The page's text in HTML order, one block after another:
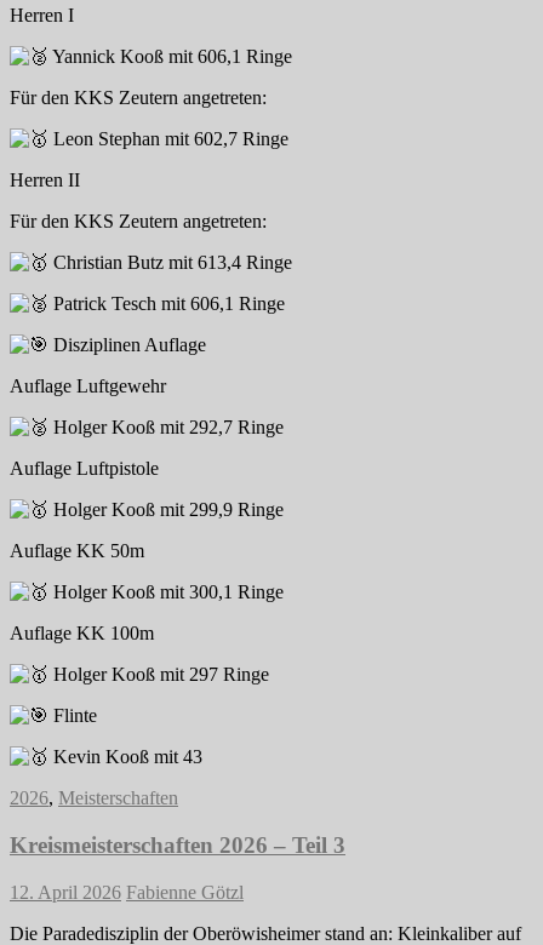
Herren I
Yannick Kooß mit 606,1 Ringe
Für den KKS Zeutern angetreten:
Leon Stephan mit 602,7 Ringe
Herren II
Für den KKS Zeutern angetreten:
Christian Butz mit 613,4 Ringe
Patrick Tesch mit 606,1 Ringe
Disziplinen Auflage
Auflage Luftgewehr
Holger Kooß mit 292,7 Ringe
Auflage Luftpistole
Holger Kooß mit 299,9 Ringe
Auflage KK 50m
Holger Kooß mit 300,1 Ringe
Auflage KK 100m
Holger Kooß mit 297 Ringe
Flinte
Kevin Kooß mit 43
2026, Meisterschaften
Kreismeisterschaften 2026 – Teil 3
12. April 2026 Fabienne Götzl
Die Paradedisziplin der Oberöwisheimer stand an: Kleinkaliber auf